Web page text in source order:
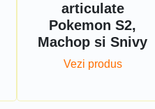
articulate
Pokemon S2,
Machop si Snivy
Vezi produs